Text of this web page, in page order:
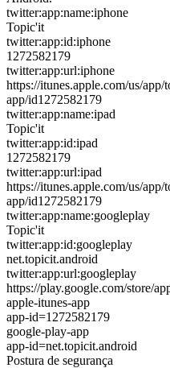
twitter:app:name:iphone
Topic'it
twitter:app:id:iphone
1272582179
twitter:app:url:iphone
https://itunes.apple.com/us/
app/id1272582179
twitter:app:name:ipad
Topic'it
twitter:app:id:ipad
1272582179
twitter:app:url:ipad
https://itunes.apple.com/us/
app/id1272582179
twitter:app:name:googleplay
Topic'it
twitter:app:id:googleplay
net.topicit.android
twitter:app:url:googleplay
https://play.google.com/store/
apple-itunes-app
app-id=1272582179
google-play-app
app-id=net.topicit.android
Postura de segurança